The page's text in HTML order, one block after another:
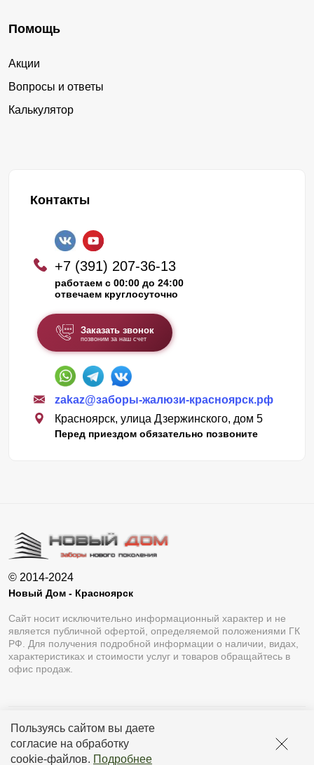
Пользуясь сайтом вы даете
согласие на обработку
cookie-файлов. Подробнее
Помощь
Акции
Вопросы и ответы
Калькулятор
Контакты
+7 (391) 207-36-13
работаем с 00:00 до 24:00
отвечаем круглосуточно
Заказать звонок
позвоним за наш счет
zakaz@заборы-жалюзи-красноярск.рф
Красноярск, улица Дзержинского, дом 5
Перед приездом обязательно позвоните
© 2014-2024
Новый Дом - Красноярск
Сайт носит исключительно информационный характер и не
является публичной офертой, определяемой положениями ГК
РФ. Для получения подробной информации о наличии, видах,
характеристиках и стоимости услуг и товаров обращайтесь в
офис продаж.
Разработка сайтаLukevium
Политика конфиденциальности